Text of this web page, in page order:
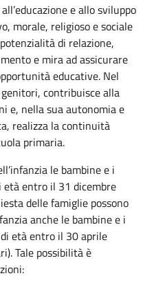
e allo sviluppo
morale, religioso e sociale
di relazione,
e mira ad assicurare
educative. Nel
contribuisce alla
e, nella sua autonomia e
realizza la continuità
primaria.
le bambine e i
età entro il 31 dicembre
delle famiglie possono
anche le bambine e i
età entro il 30 aprile
Tale possibilità è